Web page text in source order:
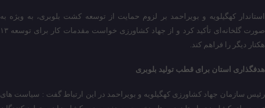
استاندار کهگیلویه و بویراحمد بر لزوم حمایت از توسعه کشت بلوبری، به ویژه به
صورت گلخانه‌ای تأکید کرد و از جهاد کشاورزی خواست مقدمات کار برای توسعه ۱۳
هکتار دیگر را فراهم کند.
هدفگذاری استان برای قطب تولید بلوبری
رئیس سازمان جهاد کشاورزی کهگیلویه و بویراحمد در این ارتباط گفت : سیاست های